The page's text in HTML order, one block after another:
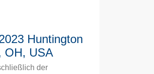
Huntington
OH, USA
der